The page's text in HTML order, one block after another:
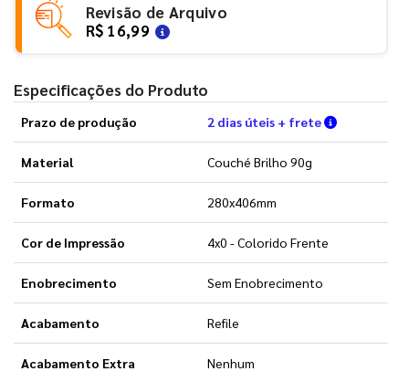
Revisão de Arquivo
R$ 16,99
Especificações do Produto
Prazo de produção 2 dias úteis + frete Verifique
Material Couché Brilho 90g
Formato 280x406mm
Cor de Impressão 4x0 - Colorido Frente
Enobrecimento Sem Enobrecimento
Acabamento Refile
Acabamento Extra Nenhum